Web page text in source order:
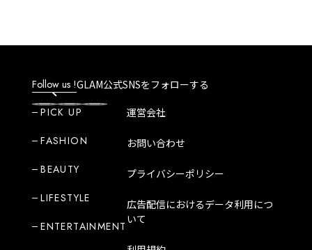
Follow us !GLAM公式SNSをフォローする
PICK UP
FASHION
BEAUTY
LIFESTYLE
ENTERTAINMENT
運営会社
お問い合わせ
プライバシーポリシー
広告配信におけるデータ利用につ
いて